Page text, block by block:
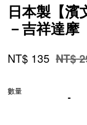
日本製【濱
－吉祥達摩
NT$ 135 NT$
數量 -